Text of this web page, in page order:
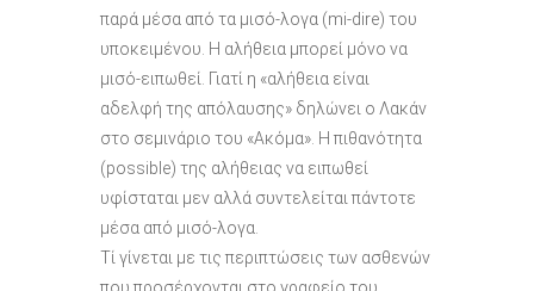
παρά μέσα από τα μισό-λογα (mi-dire) του
υποκειμένου. Η αλήθεια μπορεί μόνο να
μισό-ειπωθεί. Γιατί η «αλήθεια είναι
αδελφή της απόλαυσης» δηλώνει ο Λακάν
στο σεμινάριο του «Ακόμα». Η πιθανότητα
(possible) της αλήθειας να ειπωθεί
υφίσταται μεν αλλά συντελείται πάντοτε
μέσα από μισό-λογα.
Τί γίνεται με τις περιπτώσεις των ασθενών
που προσέρχονται στο γραφείο του